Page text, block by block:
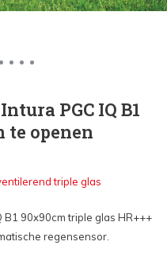
PGC IQ B1
te openen
triple glas
B1 90x90cm triple glas HR+++
regensensor.